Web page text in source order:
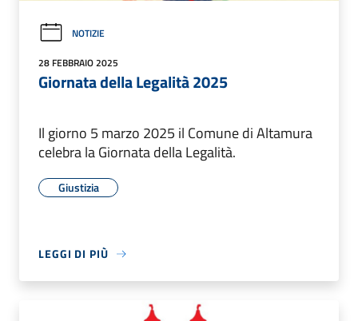
NOTIZIE
28 FEBBRAIO 2025
Giornata della Legalità 2025
Il giorno 5 marzo 2025 il Comune di Altamura
celebra la Giornata della Legalità.
Giustizia
LEGGI DI PIÙ